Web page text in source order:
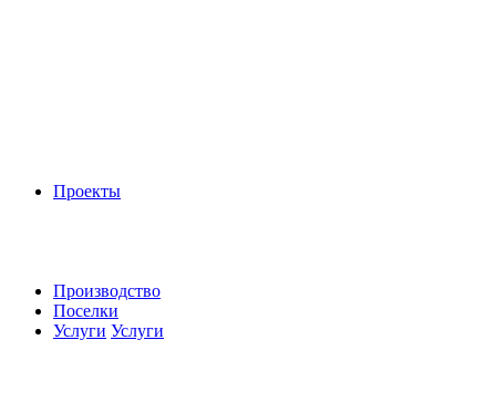
Проекты
Производство
Поселки
Услуги Услуги